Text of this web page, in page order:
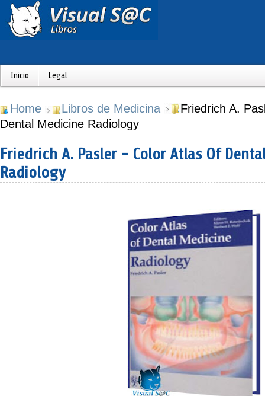
Inicio Legal
Home Libros de Medicina
Friedrich A.
Dental Medicine Radiology
Friedrich A. Pasler - Color Atlas Of
Radiology